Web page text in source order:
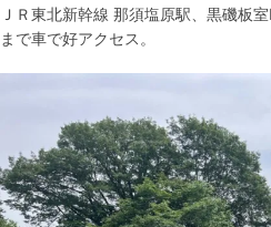
ＪＲ東北新幹線 那須塩原駅、黒磯板
まで車で好アクセス。